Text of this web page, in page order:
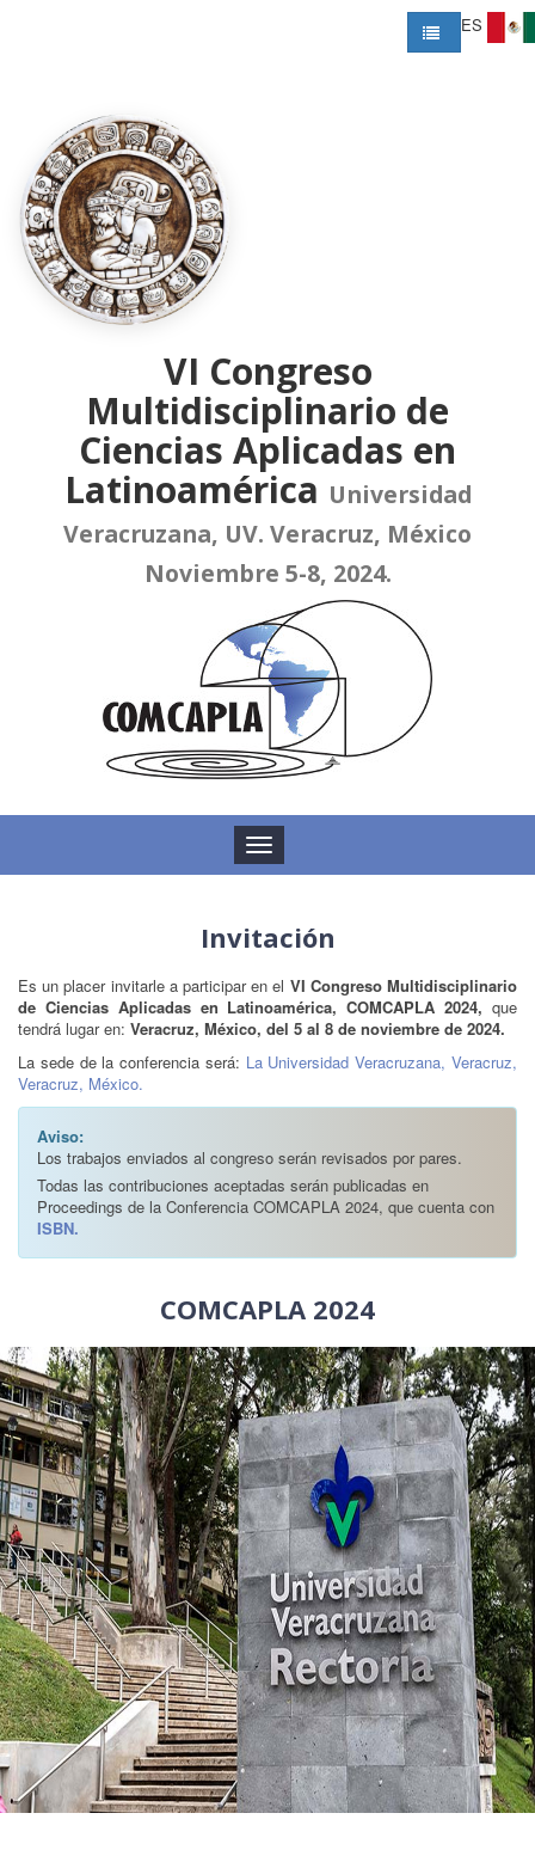
ES
VI Congreso
Multidisciplinario de
Ciencias Aplicadas en
Latinoamérica Universidad
Veracruzana, UV. Veracruz, México
Noviembre 5-8, 2024.
Toggle
navigation
Invitación
Es un placer invitarle a participar en el VI Congreso Multidisciplinario
de Ciencias Aplicadas en Latinoamérica, COMCAPLA 2024, que
tendrá lugar en: Veracruz, México, del 5 al 8 de noviembre de 2024.
La sede de la conferencia será: La Universidad Veracruzana, Veracruz,
Veracruz, México.
Aviso:
Los trabajos enviados al congreso serán revisados por pares.
Todas las contribuciones aceptadas serán publicadas en
Proceedings de la Conferencia COMCAPLA 2024, que cuenta con
ISBN.
COMCAPLA 2024